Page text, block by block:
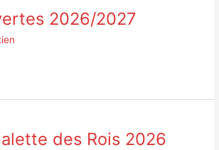
2026/2027
des Rois 2026